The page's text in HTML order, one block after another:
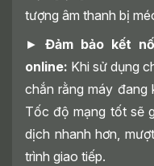
tượng âm thanh bị
► Đảm bảo kết
online: Khi sử dụng
chắn rằng máy
Tốc độ mạng tốt sẽ
dịch nhanh hơn,
trình giao tiếp.